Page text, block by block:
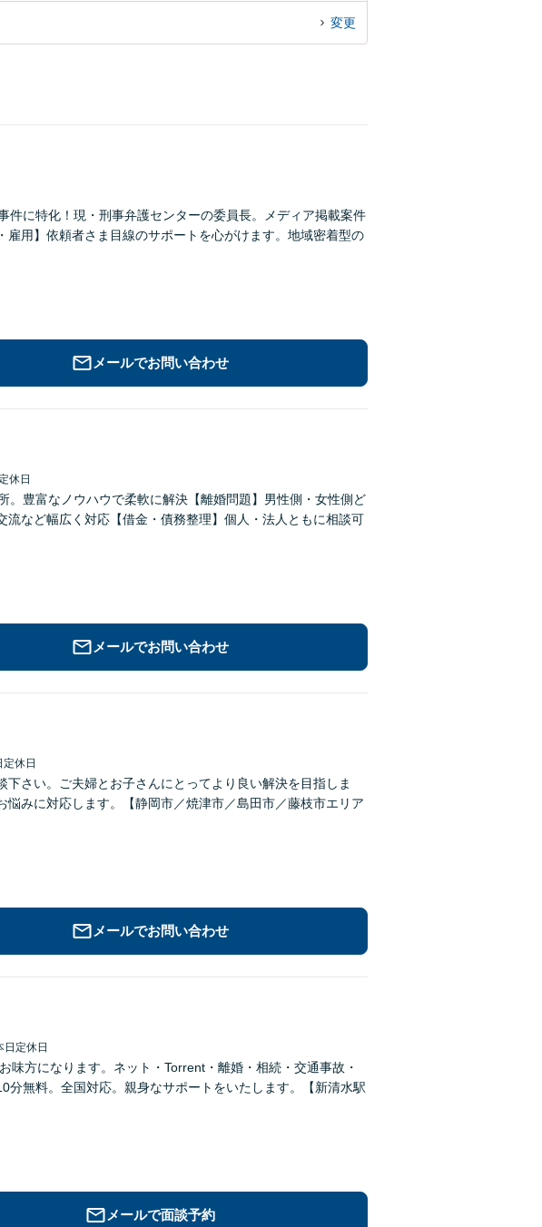
変更
件に特化！現・刑事弁護センターの委員長。メディア掲載案件
用】依頼者さま目線のサポートを心がけます。地域密着型の
メールでお問い合わせ
休日
。豊富なノウハウで柔軟に解決【離婚問題】男性側・女性側ど
など幅広く対応【借金・債務整理】個人・法人ともに相談可
メールでお問い合わせ
休日
下さい。ご夫婦とお子さんにとってより良い解決を目指しま
みに対応します。【静岡市／焼津市／島田市／藤枝市エリア
メールでお問い合わせ
日定休日
味方になります。ネット・Torrent・離婚・相続・交通事故・
無料。全国対応。親身なサポートをいたします。【新清水駅
メールで面談予約